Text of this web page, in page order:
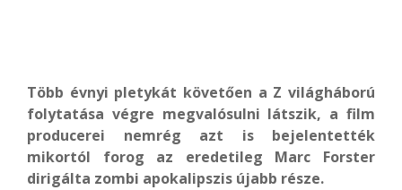
Több évnyi pletykát követően a Z világháború
folytatása végre megvalósulni látszik, a film
producerei nemrég azt is bejelentették
mikortól forog az eredetileg Marc Forster
dirigálta zombi apokalipszis újabb része.